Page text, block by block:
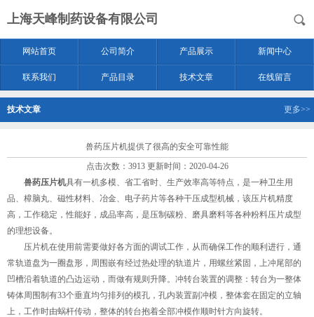
上海天峰制药设备有限公司
网站首页 公司简介 产品展示 新闻中心
联系我们 产品目录 技术文章 在线留言
技术文章 更多>>
兽药压片机提供了很高的安全可靠性能
点击次数：3913 更新时间：2020-04-26
兽药压片机具有一机多模、省工省时、生产效率高等特点，是一种卫生用
品、樟脑丸、磁性材料、冶金、电子药片等各种干压成型机械，该压片机精度
高，工作稳定，性能好，成品率高，是压制碳粉、磨具磨料等各种粉料压片成型
的理想设备。
压片机在使用前需要做好各方面的调试工作，从而确保工作的顺利进行，通
常轨道盘为一圈盘形，周围嵌有经过热处理的轨道片，用螺丝紧固，上冲尾部的
凹槽沿着轨道的凸边运动，而做有规则升降。冲转台装置的调整：转台为一整体
铸体周围制有33个垂直均匀排列的模孔，孔内装置副冲模，整体套在固定的立轴
上，工作时由蜗杆传动，整体的转台抱着全部冲模作顺时针方向旋转。